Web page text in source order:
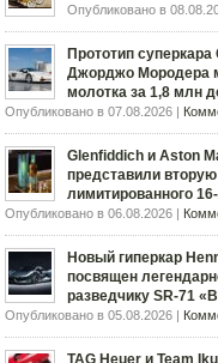
Опубликовано в
Прототип
Джорджо Мородера
молотка за 1,8 млн
Опубликовано в 07.08.2026 |
Glenfiddich и Aston
представили
лимитированного
Опубликовано в 06.08.2026 |
Новый гиперкар
посвящен
разведчику SR-71
Опубликовано в 05.08.2026 |
TAG Heuer и Team